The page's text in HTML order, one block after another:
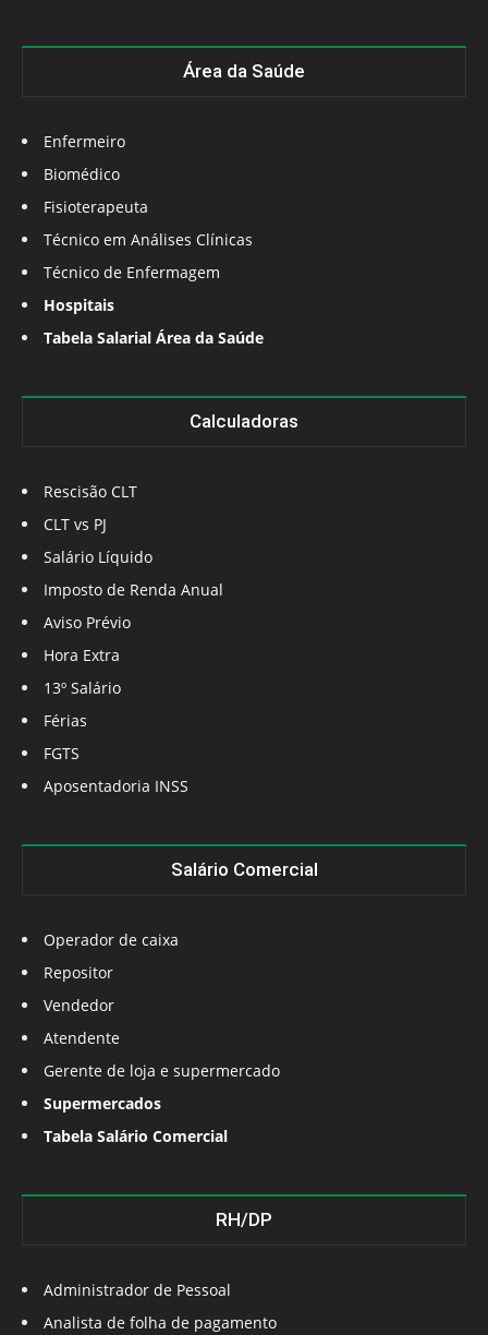
Área da Saúde
Enfermeiro
Biomédico
Fisioterapeuta
Técnico em Análises Clínicas
Técnico de Enfermagem
Hospitais
Tabela Salarial Área da Saúde
Calculadoras
Rescisão CLT
CLT vs PJ
Salário Líquido
Imposto de Renda Anual
Aviso Prévio
Hora Extra
13º Salário
Férias
FGTS
Aposentadoria INSS
Salário Comercial
Operador de caixa
Repositor
Vendedor
Atendente
Gerente de loja e supermercado
Supermercados
Tabela Salário Comercial
RH/DP
Administrador de Pessoal
Analista de folha de pagamento